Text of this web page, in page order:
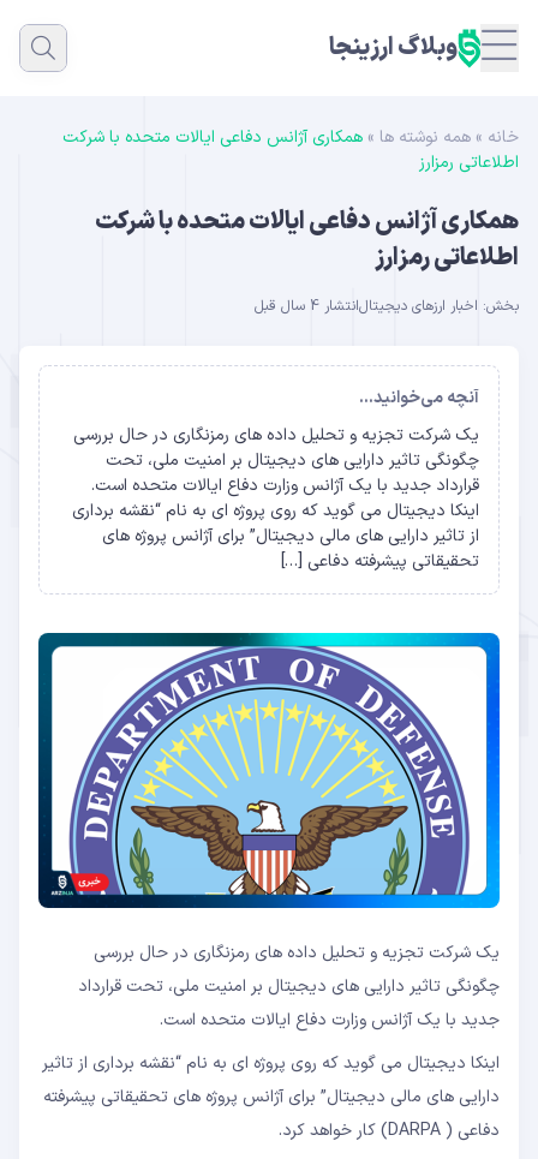
وبلاگ ارزینجا
خانه » همه نوشته ها » همکاری آژانس دفاعی ایالات متحده با شرکت
اطلاعاتی رمزارز
همکاری آژانس دفاعی ایالات متحده با شرکت
اطلاعاتی رمزارز
بخش: اخبار ارزهای دیجیتالانتشار 4 سال قبل
آنچه می‌خوانید...
یک شرکت تجزیه و تحلیل داده های رمزنگاری در حال بررسی
چگونگی تاثیر دارایی های دیجیتال بر امنیت ملی، تحت
قرارداد جدید با یک آژانس وزارت دفاع ایالات متحده است.
اینکا دیجیتال می گوید که روی پروژه ای به نام “نقشه برداری
از تاثیر دارایی های مالی دیجیتال” برای آژانس پروژه های
تحقیقاتی پیشرفته دفاعی […]
یک شرکت تجزیه و تحلیل داده های رمزنگاری در حال بررسی
چگونگی تاثیر دارایی های دیجیتال بر امنیت ملی، تحت قرارداد
جدید با یک آژانس وزارت دفاع ایالات متحده است.
اینکا دیجیتال می گوید که روی پروژه ای به نام “نقشه برداری از تاثیر
دارایی های مالی دیجیتال” برای آژانس پروژه های تحقیقاتی پیشرفته
دفاعی ( DARPA) کار خواهد کرد.